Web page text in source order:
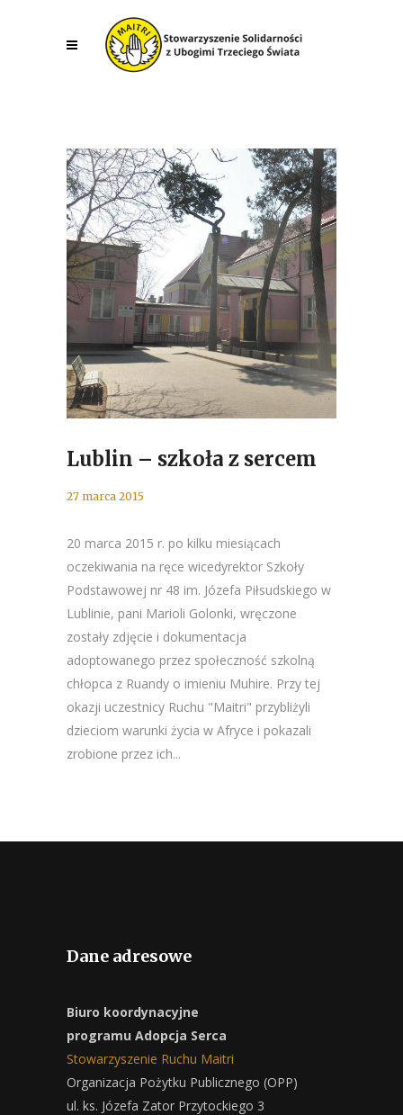
Lublin – szkoła z sercem
27 marca 2015
20 marca 2015 r. po kilku miesiącach
oczekiwania na ręce wicedyrektor Szkoły
Podstawowej nr 48 im. Józefa Piłsudskiego w
Lublinie, pani Marioli Golonki, wręczone
zostały zdjęcie i dokumentacja
adoptowanego przez społeczność szkolną
chłopca z Ruandy o imieniu Muhire. Przy tej
okazji uczestnicy Ruchu "Maitri" przybliżyli
dzieciom warunki życia w Afryce i pokazali
zrobione przez ich...
Dane adresowe
Biuro koordynacyjne
programu Adopcja Serca
Stowarzyszenie Ruchu Maitri
Organizacja Pożytku Publicznego (OPP)
ul. ks. Józefa Zator Przytockiego 3